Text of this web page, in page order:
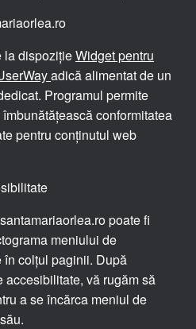
la dispozițieWidget pentru
adică alimentat de un
Programul permite
conformitatea
pentru conținutul web
poate fi
meniului de
colțul paginii. După
vă rugăm să
a se încărca meniul de